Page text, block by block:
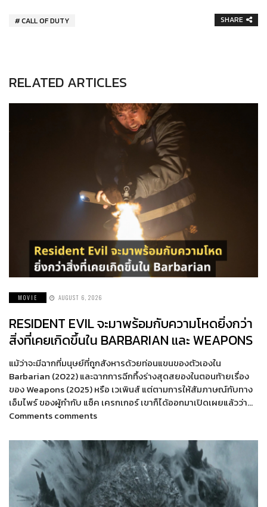
CALL OF DUTY SHARE
RELATED ARTICLES
MOVIE AUGUST 6, 2026
RESIDENT EVIL จะมาพร้อมกับความโหดยิ่งกว่า
สิ่งที่เคยเกิดขึ้นใน BARBARIAN และ WEAPONS
แม้ว่าจะมีฉากที่มนุษย์ที่ถูกสังหารด้วยท่อนแขนของตัวเองใน
Barbarian (2022) และฉากการฉีกทึ้งร่างสุดสยองในตอนท้ายเรื่อง
ของ Weapons (2025) หรือ เวเพินส์ แต่ตามการให้สัมภาษณ์กับทาง
เอ็มไพร์ ของผู้กำกับ แซ็ค เครกเกอร์ เขาก็ได้ออกมาเปิดเผยแล้วว่า…
Comments comments